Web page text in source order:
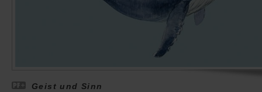
Geist und Sinn